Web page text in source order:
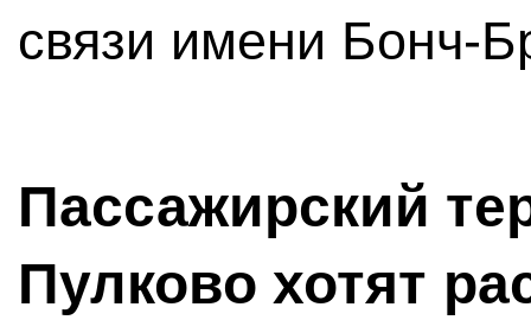
связи имени Бонч-
Пассажирский
Пулково хотят